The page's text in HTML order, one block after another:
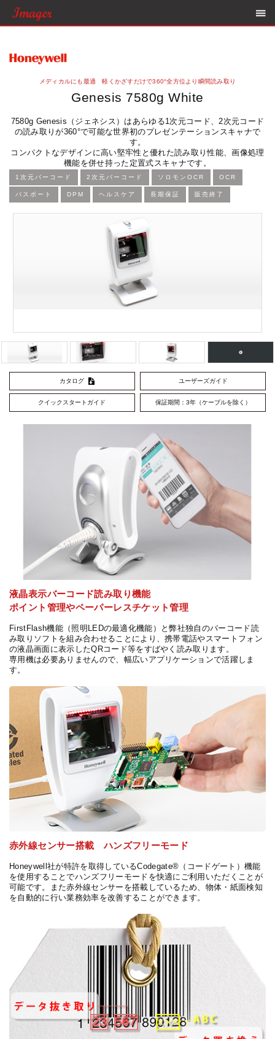
メディカルにも最適 軽くかざすだけで360°全方位より瞬間読み取り
Genesis 7580g White
7580g Genesis（ジェネシス）はあらゆる1次元コード、2次元コード
の読み取りが360°で可能な世界初のプレゼンテーションスキャナで
す。
コンパクトなデザインに高い堅牢性と優れた読み取り性能、画像処理
機能を併せ持った定置式スキャナです。
1次元バーコード 2次元バーコード ソロモンOCR OCR
パスポート DPM ヘルスケア 長期保証 販売終了
カタログ ユーザーズガイド
クイックスタートガイド 保証期間：3年（ケーブルを除く）
液晶表示バーコード読み取り機能
ポイント管理やペーパーレスチケット管理
FirstFlash機能（照明LEDの最適化機能）と弊社独自のバーコード読
み取りソフトを組み合わせることにより、携帯電話やスマートフォン
の液晶画面に表示したQRコード等をすばやく読み取ります。
専用機は必要ありませんので、幅広いアプリケーションで活躍しま
す。
赤外線センサー搭載 ハンズフリーモード
Honeywell社が特許を取得しているCodegate®（コードゲート）機能
を使用することでハンズフリーモードを快適にご利用いただくことが
可能です。また赤外線センサーを搭載しているため、物体・紙面検知
を自動的に行い業務効率を改善することができます。